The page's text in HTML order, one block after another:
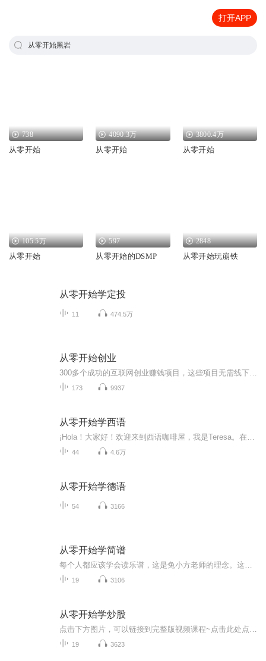
打开APP
从零开始黑岩
738
从零开始
4090.3万
从零开始
3800.4万
从零开始
105.5万
从零开始
597
从零开始的DSMP
2848
从零开始玩崩铁
从零开始学定投
11 474.5万
从零开始创业
173 9937
从零开始学西语
44 4.6万
从零开始学德语
54 3166
从零开始学简谱
19 3106
从零开始学炒股
19 3623